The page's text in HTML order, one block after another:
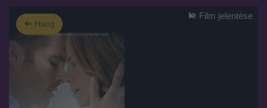
Hang
Film jelentése